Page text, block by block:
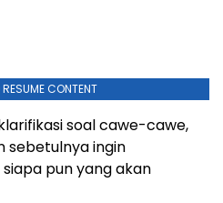
CONTENT
soal cawe-cawe,
sebetulnya ingin
pun yang akan